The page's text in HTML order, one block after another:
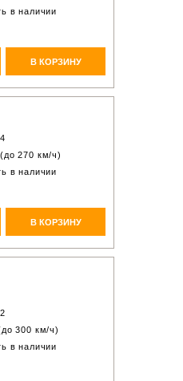
в наличии
В КОРЗИНУ
270 км/ч)
в наличии
В КОРЗИНУ
300 км/ч)
в наличии